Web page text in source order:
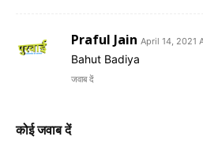
Praful Jain April 14, 2021
Bahut Badiya
जवाब दें
कोई जवाब दें